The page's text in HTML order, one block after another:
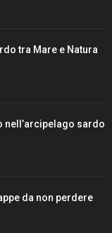
tra Mare e Natura
nell’arcipelago sardo
da non perdere